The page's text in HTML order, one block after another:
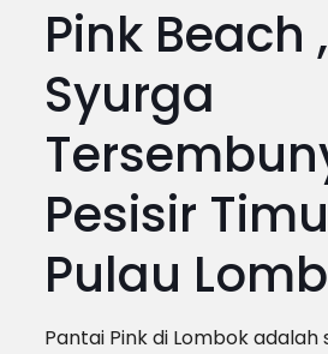
Pink Beach ,
Syurga
Pesisir
Pulau
Pantai Pink di Lombok adalah